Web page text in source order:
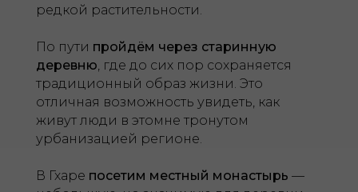
редкой растительности.
По пути пройдём через старинную
деревню , где до сих пор сохраняется
традиционный образ жизни. Это
отличная возможность увидеть, как
живут люди в этомне тронутом
урбанизацией регионе.
В Гхаре посетим местный монастырь —